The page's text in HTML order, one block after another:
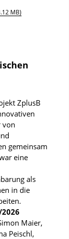
MB)
ZplusB
von
gemeinsam
eine
als
in die
Maier,
Peischl,